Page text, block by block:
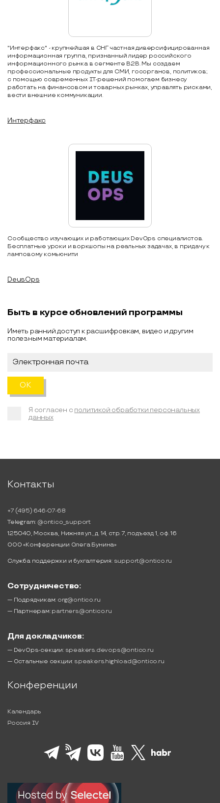
"Интерфакс" - крупнейшая в СНГ частная диверсифицированная
информационная группа, признанный лидер российского
информационного рынка в сегменте B2B. Мы создаем
профессиональные продукты для СМИ, госорганов, политиков;
с помощью современных IT-решений помогаем бизнесу
работать на финансовом и товарных рынках, управлять рисками,
вести внешние коммуникации.
Интерфакс
Сообщество изучающих и работающих DevOps специалистов.
Бесплатные уроки и воркшопы на реальных задачах, в придачу к
ламповому комьюнити
DeusOps
Быть в курсе обновлений программы
Иметь ранний доступ к расшифровкам, видео и другим
полезным материалам.
Я согласен с политикой обработки персональных
данных
Контакты
+7 (495) 646-07-68
Telegram: @ontico_support
125040, Москва, Нижняя ул., д. 14, стр. 7, подъезд 1, оф. 16
ООО «Конференции Олега Бунина»
Служба поддержки и бухгалтерия: support@ontico.ru
Сотрудничество:
— Подрядчикам: org@ontico.ru
— Партнерам: partners@ontico.ru
Для докладчиков:
— DevOps-секции: speakers.devops@ontico.ru
— Остальные секции: speakers.highload@ontico.ru
Конференции
Календарь
Россия IV